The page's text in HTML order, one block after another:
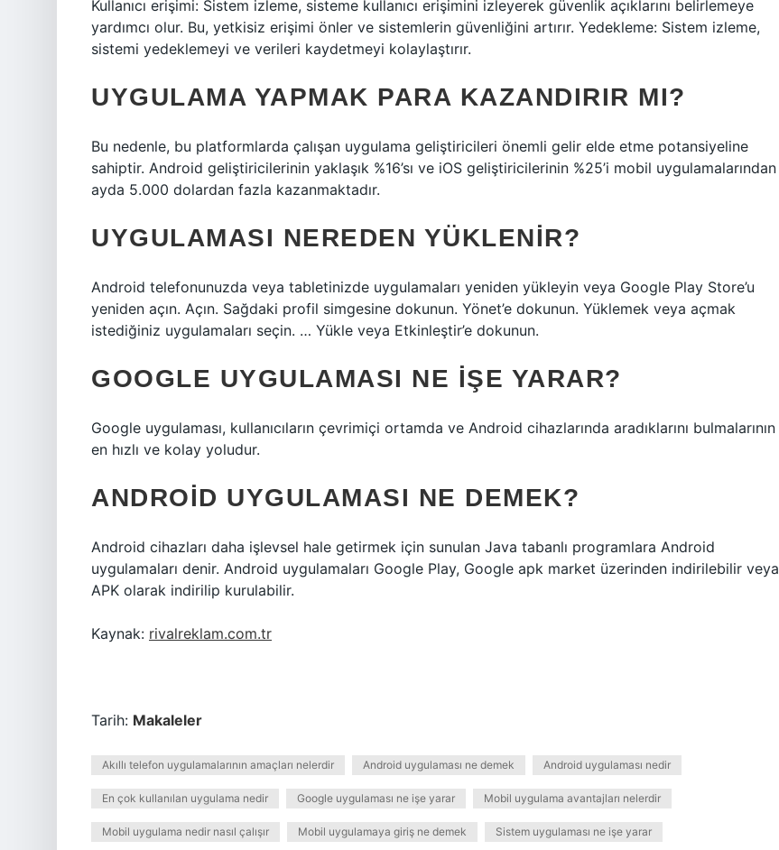
Kullanıcı erişimi: Sistem izleme, sisteme kullanıcı erişimini izleyerek güvenlik açıklarını belirlemeye
yardımcı olur. Bu, yetkisiz erişimi önler ve sistemlerin güvenliğini artırır. Yedekleme: Sistem izleme,
sistemi yedeklemeyi ve verileri kaydetmeyi kolaylaştırır.
UYGULAMA YAPMAK PARA KAZANDIRIR MI?
Bu nedenle, bu platformlarda çalışan uygulama geliştiricileri önemli gelir elde etme potansiyeline
sahiptir. Android geliştiricilerinin yaklaşık %16’sı ve iOS geliştiricilerinin %25’i mobil uygulamalarından
ayda 5.000 dolardan fazla kazanmaktadır.
UYGULAMASI NEREDEN YÜKLENIR?
Android telefonunuzda veya tabletinizde uygulamaları yeniden yükleyin veya Google Play Store’u
yeniden açın. Açın. Sağdaki profil simgesine dokunun. Yönet’e dokunun. Yüklemek veya açmak
istediğiniz uygulamaları seçin. … Yükle veya Etkinleştir’e dokunun.
GOOGLE UYGULAMASI NE IŞE YARAR?
Google uygulaması, kullanıcıların çevrimiçi ortamda ve Android cihazlarında aradıklarını bulmalarının
en hızlı ve kolay yoludur.
ANDROID UYGULAMASI NE DEMEK?
Android cihazları daha işlevsel hale getirmek için sunulan Java tabanlı programlara Android
uygulamaları denir. Android uygulamaları Google Play, Google apk market üzerinden indirilebilir veya
APK olarak indirilip kurulabilir.
Kaynak: rivalreklam.com.tr
Tarih: Makaleler
Akıllı telefon uygulamalarının amaçları nelerdir Android uygulaması ne demek Android uygulaması nedir
En çok kullanılan uygulama nedir Google uygulaması ne işe yarar Mobil uygulama avantajları nelerdir
Mobil uygulama nedir nasıl çalışır Mobil uygulamaya giriş ne demek Sistem uygulaması ne işe yarar